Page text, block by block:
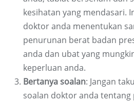
kesihatan yang mendasari.
doktor anda menentukan
penurunan berat badan
anda dan ubat yang
keperluan anda.
Bertanya soalan: Jangan
soalan doktor anda